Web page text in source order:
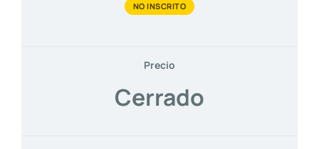
NO INSCRITO
Precio
Cerrado